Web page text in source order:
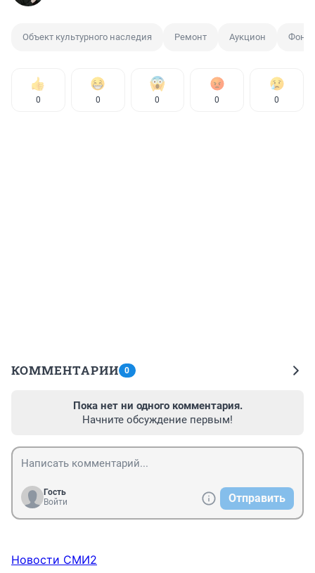
Объект культурного наследия Ремонт Аукцион Фонд
0 0 0 0 0
КОММЕНТАРИИ 0
Пока нет ни одного комментария.
Начните обсуждение первым!
Гость
Войти
Отправить
Новости СМИ2